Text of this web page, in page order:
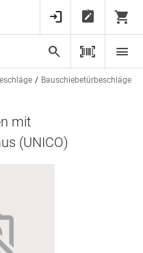
Bauschiebetürbeschläge
mit
(UNICO)